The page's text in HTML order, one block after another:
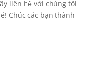
liên hệ với chúng tôi
Chúc các bạn thành